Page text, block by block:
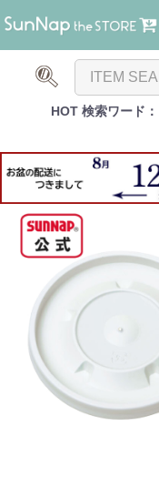
HOT 検索ワード：